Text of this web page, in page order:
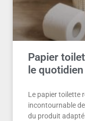
Papier
le quotidien
Le papier toilette
incontournable
du produit